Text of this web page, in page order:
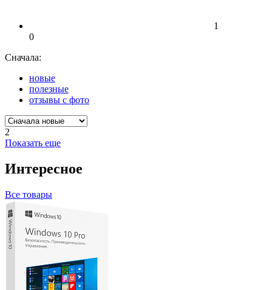
1
0
Сначала:
новые
полезные
отзывы с фото
2
Показать еще
Интересное
Все товары